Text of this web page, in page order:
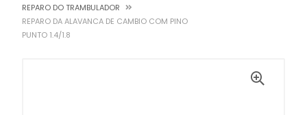
REPARO DO TRAMBULADOR
REPARO DA ALAVANCA DE CAMBIO COM PINO
PUNTO 1.4/1.8